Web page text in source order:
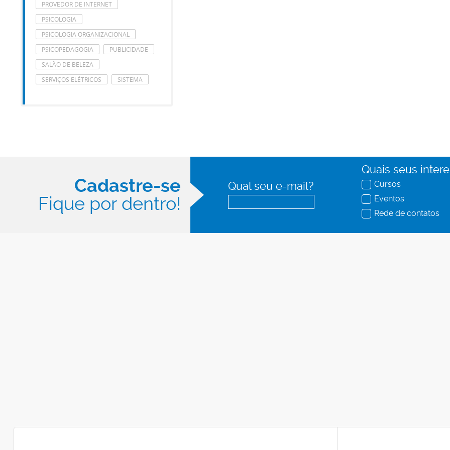
PROVEDOR DE INTERNET
PSICOLOGIA
PSICOLOGIA ORGANIZACIONAL
PSICOPEDAGOGIA
PUBLICIDADE
SALÃO DE BELEZA
SERVIÇOS ELÉTRICOS
SISTEMA
Cadastre-se
Fique por dentro!
Qual seu e-mail?
Quais seus
Cursos
Eventos
Rede de contatos